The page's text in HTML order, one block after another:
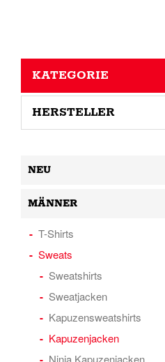
KATEGORIE
HERSTELLER
NEU
MÄNNER
T-Shirts
Sweats
Sweatshirts
Sweatjacken
Kapuzensweatshirts
Kapuzenjacken
Ninja Kapuzenjacken